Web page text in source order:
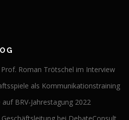
Roman Trötschel im Interview
als Kommunikationstraining
BRV-Jahrestagung 2022